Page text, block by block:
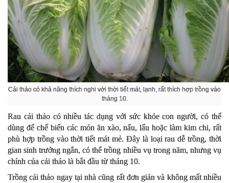
Cải thảo có khả năng thích nghi với thời tiết mát, lạnh, rất thích hợp trồng vào
tháng 10.
Rau cải thảo có nhiều tác dụng với sức khỏe con người, có thể
dùng để chế biến các món ăn xào, nấu, lẩu hoặc làm kim chi, rất
phù hợp trồng vào thời tiết mát mẻ. Đây là loại rau dễ trồng, thời
gian sinh trưởng ngắn, có thể trồng nhiều vụ trong năm, nhưng vụ
chính của cải thảo là bắt đầu từ tháng 10.
Trồng cải thảo ngay tại nhà cũng rất đơn giản và không mất nhiều